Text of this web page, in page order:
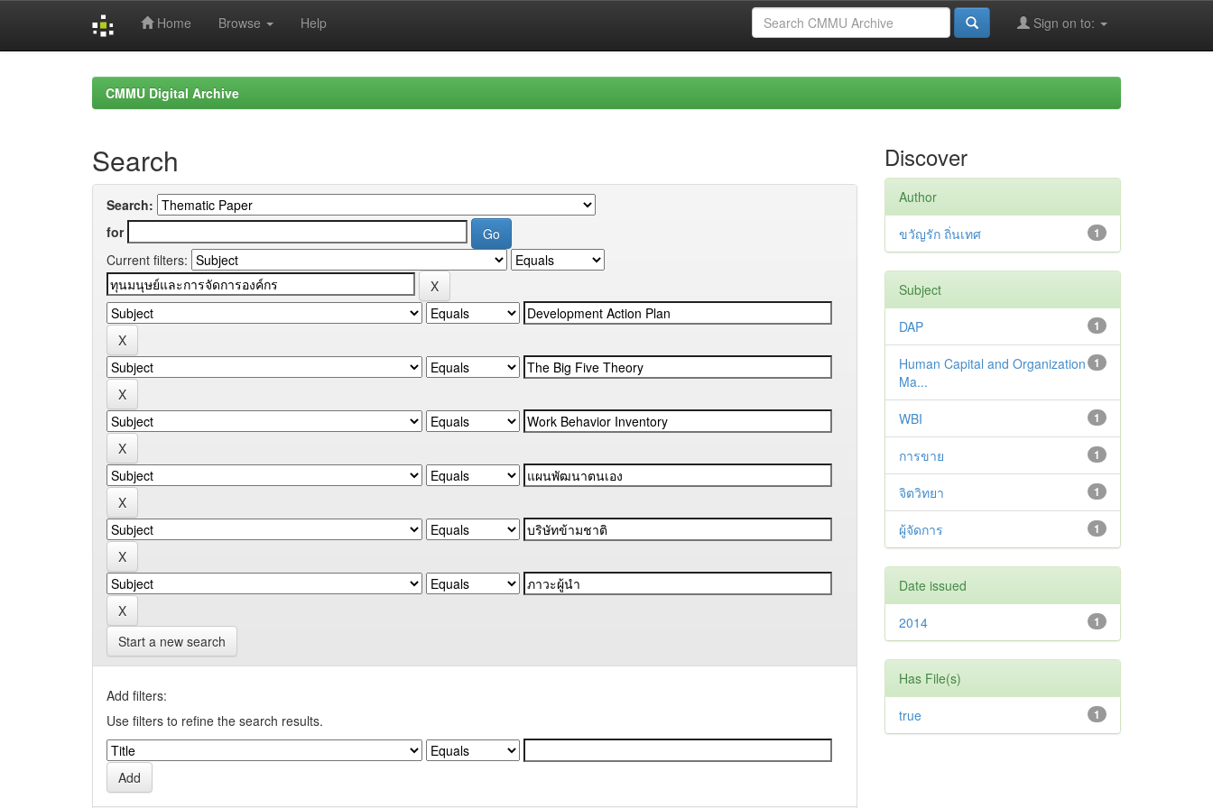
Home Browse Help Sign on to:
CMMU Digital Archive
Search
Search:
for
Current filters:
Start a new search
Add filters:
Use filters to refine the search results.
Discover
Author
1
ขวัญรัก ถิ่นเทศ
Subject
1
DAP
1
Human Capital and Organization
Ma...
1
WBI
1
การขาย
1
จิตวิทยา
1
ผู้จัดการ
Date issued
1
2014
Has File(s)
1
true